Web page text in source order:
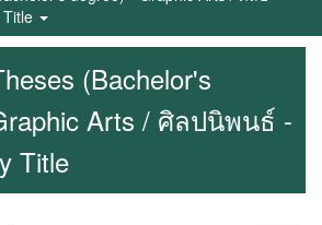
(Bachelor's
Arts / ศิลปนิพนธ์ -
Title